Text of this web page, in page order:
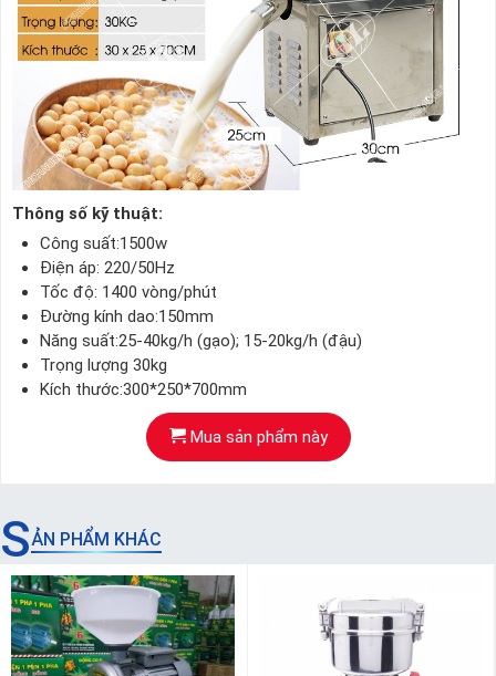
Thông số kỹ thuật:
Công suất:1500w
Điện áp: 220/50Hz
Tốc độ: 1400 vòng/phút
Đường kính dao:150mm
Năng suất:25-40kg/h (gạo); 15-20kg/h (đậu)
Trọng lượng 30kg
Kích thước:300*250*700mm
Mua sản phẩm này
SẢN PHẨM KHÁC